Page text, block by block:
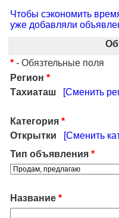
Чтобы сэкономить
уже добавляли
* - Обязтельные поля
Регион *
Тахиаташ
[Сменить
Категория *
Открытки
[Сменить
Тип объявления *
Название *